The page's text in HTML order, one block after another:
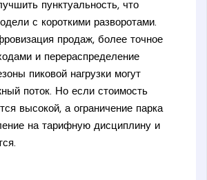
пунктуальность, что
с короткими разворотами.
продаж, более точное
и перераспределение
пиковой нагрузки могут
поток. Но если стоимость
высокой, а ограничение парка
на тарифную дисциплину и